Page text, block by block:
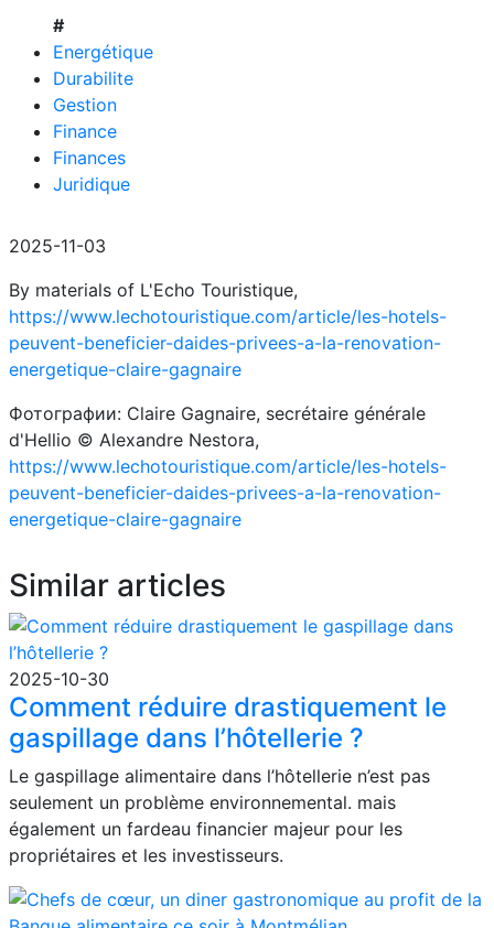
#
Energétique
Durabilite
Gestion
Finance
Finances
Juridique
2025-11-03
By materials of L'Echo Touristique,
https://www.lechotouristique.com/article/les-hotels-
peuvent-beneficier-daides-privees-a-la-renovation-
energetique-claire-gagnaire
Фотографии: Claire Gagnaire, secrétaire générale
d'Hellio © Alexandre Nestora,
https://www.lechotouristique.com/article/les-hotels-
peuvent-beneficier-daides-privees-a-la-renovation-
energetique-claire-gagnaire
Similar articles
2025-10-30
Comment réduire drastiquement le
gaspillage dans l’hôtellerie ?
Le gaspillage alimentaire dans l’hôtellerie n’est pas
seulement un problème environnemental. mais
également un fardeau financier majeur pour les
propriétaires et les investisseurs.